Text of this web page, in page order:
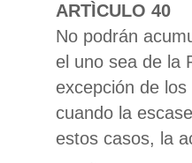
ARTÌCULO 40
No podrán
el uno sea de la
excepción de
cuando la
estos casos, la